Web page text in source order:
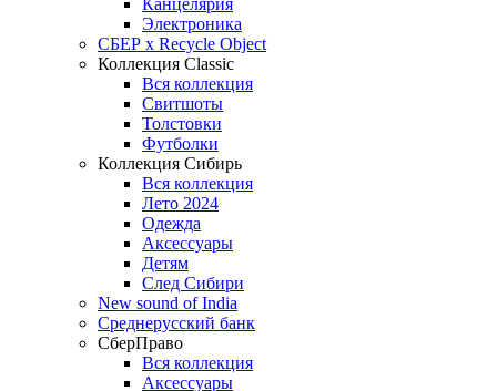
Канцелярия
Электроника
СБЕР x Recycle Object
Коллекция Classic
Вся коллекция
Свитшоты
Толстовки
Футболки
Коллекция Сибирь
Вся коллекция
Лето 2024
Одежда
Аксессуары
Детям
След Сибири
New sound of India
Среднерусский банк
СберПраво
Вся коллекция
Аксессуары